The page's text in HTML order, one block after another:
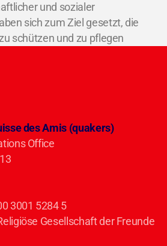
und sozialer
sich zum Ziel gesetzt, die
schützen und zu pflegen
des Amis (quakers)
Office
3001 5284 5
Gesellschaft der Freunde